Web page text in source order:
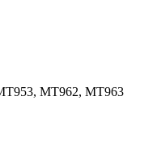
MT962, MT963